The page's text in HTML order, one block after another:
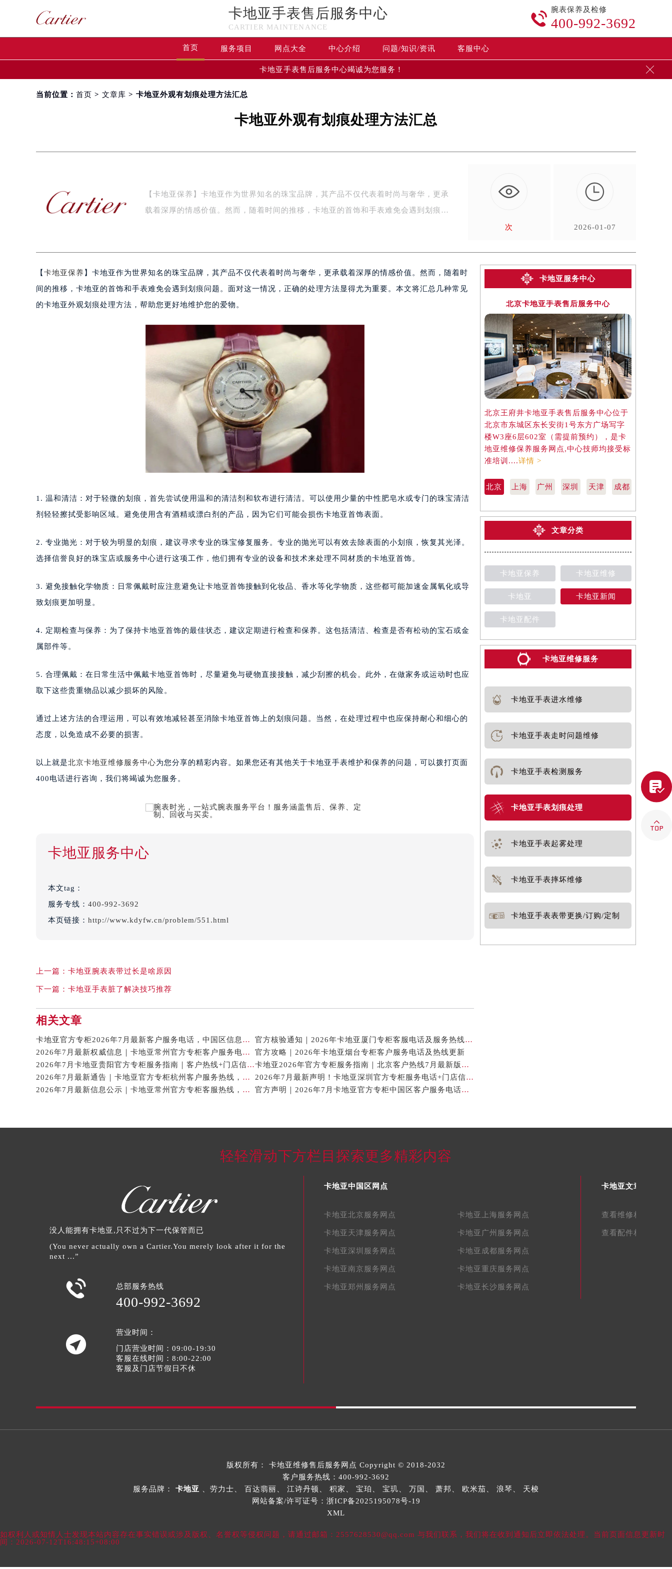
卡地亚手表售后服务中心
CARTIER MAINTENANCE

腕表保养及检修
400-992-3692
首页 服务项目 网点大全 中心介绍 问题/知识/资讯 客服中心
卡地亚手表售后服务中心竭诚为您服务！ 
当前位置： 首页 > 文章库 > 卡地亚外观有划痕处理方法汇总
卡地亚外观有划痕处理方法汇总
【卡地亚保养】卡地亚作为世界知名的珠宝品牌，其产品不仅代表着时尚与奢华，更承
载着深厚的情感价值。然而，随着时间的推移，卡地亚的首饰和手表难免会遇到划痕…
次

2026-01-07
【 卡地亚保养 】卡地亚作为世界知名的珠宝品牌，其产品不仅代表着时尚与奢华，更承载着深厚的情感价值。然而，随着时
间的推移，卡地亚的首饰和手表难免会遇到划痕问题。面对这一情况，正确的处理方法显得尤为重要。本文将汇总几种常见
的卡地亚外观划痕处理方法，帮助您更好地维护您的爱物。
1. 温和清洁：对于轻微的划痕，首先尝试使用温和的清洁剂和软布进行清洁。可以使用少量的中性肥皂水或专门的珠宝清洁
剂轻轻擦拭受影响区域。避免使用含有酒精或漂白剂的产品，因为它们可能会损伤卡地亚首饰表面。
2. 专业抛光：对于较为明显的划痕，建议寻求专业的珠宝修复服务。专业的抛光可以有效去除表面的小划痕，恢复其光泽。
选择信誉良好的珠宝店或服务中心进行这项工作，他们拥有专业的设备和技术来处理不同材质的卡地亚首饰。
3. 避免接触化学物质：日常佩戴时应注意避免让卡地亚首饰接触到化妆品、香水等化学物质，这些都可能加速金属氧化或导
致划痕更加明显。
4. 定期检查与保养：为了保持卡地亚首饰的最佳状态，建议定期进行检查和保养。这包括清洁、检查是否有松动的宝石或金
属部件等。
5. 合理佩戴：在日常生活中佩戴卡地亚首饰时，尽量避免与硬物直接接触，减少刮擦的机会。此外，在做家务或运动时也应
取下这些贵重物品以减少损坏的风险。
通过上述方法的合理运用，可以有效地减轻甚至消除卡地亚首饰上的划痕问题。当然，在处理过程中也应保持耐心和细心的
态度，以免造成不必要的损害。
以上就是北京卡地亚维修服务中心为您分享的精彩内容。如果您还有其他关于卡地亚手表维护和保养的问题，可以拨打页面
400电话进行咨询，我们将竭诚为您服务。
卡地亚服务中心
本文tag：
服务专线： 400-992-3692
本页链接： http://www.kdyfw.cn/problem/551.html
上一篇： 卡地亚腕表表带过长是啥原因
下一篇： 卡地亚手表脏了解决技巧推荐
相关文章
卡地亚官方专柜2026年7月最新客户服务电话，中国区信息权威发布
官方核验通知｜2026年卡地亚厦门专柜客服电话及服务热线7月最新版
2026年7月最新权威信息｜卡地亚常州官方专柜客户服务电话公告
官方攻略｜2026年卡地亚烟台专柜客户服务电话及热线更新
2026年7月卡地亚贵阳官方专柜服务指南｜客户热线+门店信息+服务电话
卡地亚2026年官方专柜服务指南｜北京客户热线7月最新版，一篇搞定
2026年7月最新通告｜卡地亚官方专柜杭州客户服务热线，专柜信息整合版
2026年7月最新声明！卡地亚深圳官方专柜服务电话+门店信息全面核验
2026年7月最新信息公示｜卡地亚常州官方专柜客服热线，权威核验攻略
官方声明｜2026年7月卡地亚官方专柜中国区客户服务电话及门店核验
卡地亚服务中心
北京卡地亚手表售后服务中心
北京王府井卡地亚手表售后服务中心位于
北京市东城区东长安街1号东方广场写字
楼W3座6层602室（需提前预约），是卡
地亚维修保养服务网点,中心技师均接受标
准培训....详情 >
北京 上海 广州 深圳 天津 成都
文章分类
卡地亚保养 卡地亚维修
卡地亚 卡地亚新闻
卡地亚配件
卡地亚维修服务
卡地亚手表进水维修
卡地亚手表走时问题维修
卡地亚手表检测服务
卡地亚手表划痕处理
卡地亚手表起雾处理
卡地亚手表摔坏维修
卡地亚手表表带更换/订购/定制
轻轻滑动下方栏目探索更多精彩内容
没人能拥有卡地亚,只不过为下一代保管而已
(You never actually own a Cartier.You merely look after it for the
next ...”
 总部服务热线
400-992-3692

营业时间：
门店营业时间：09:00-19:30
客服在线时间：8:00-22:00
客服及门店节假日不休
卡地亚中国区网点
卡地亚北京服务网点 卡地亚上海服务网点
卡地亚天津服务网点 卡地亚广州服务网点
卡地亚深圳服务网点 卡地亚成都服务网点
卡地亚南京服务网点 卡地亚重庆服务网点
卡地亚郑州服务网点 卡地亚长沙服务网点
卡地亚文章库
查看维修相关文章
查看配件相关文章
版权所有： 卡地亚维修售后服务网点 Copyright © 2018-2032
客户服务热线： 400-992-3692
服务品牌： 卡地亚 、劳力士、 百达翡丽、 江诗丹顿、 积家、 宝珀、 宝玑、 万国、 萧邦、 欧米茄、 浪琴、
天梭
网站备案/许可证号：浙ICP备2025195078号-19
XML
如权利人或知情人士发现本站内容存在事实错误或涉及版权、名誉权等侵权问题，请通过邮箱：2557628530@qq.com 与我们联系，我们将在收到通知后立即依法处理。当前页面信息更新时
间：2026-07-12T16:48:15+08:00

